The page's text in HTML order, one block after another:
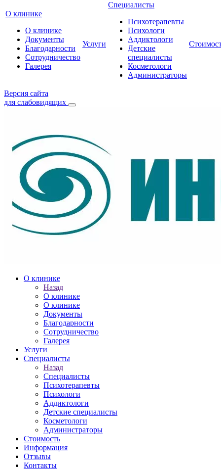
О клинике
О клинике
Документы
Благодарности
Сотрудничество
Галерея
Услуги
Специалисты
Психотерапевты
Психологи
Аддиктологи
Детские
специалисты
Косметологи
Администраторы
Версия сайта
для слабовидящих
О клинике
Назад
О клинике
О клинике
Документы
Благодарности
Сотрудничество
Галерея
Услуги
Специалисты
Назад
Специалисты
Психотерапевты
Психологи
Аддиктологи
Детские специалисты
Косметологи
Администраторы
Стоимость
Информация
Отзывы
Контакты